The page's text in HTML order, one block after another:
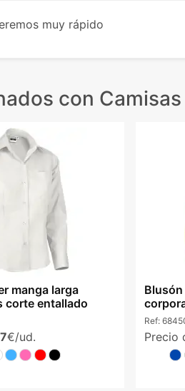
muy rápido
con
manga larga
corte entallado
€/ud.
Ref:
Precio